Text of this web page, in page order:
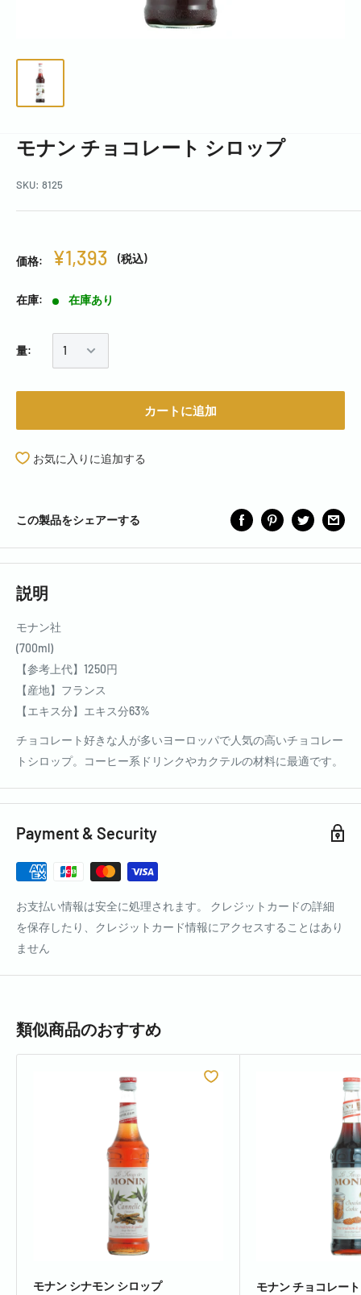
モナン チョコレート シロップ
SKU: 8125
価格: ¥1,393 (税込)
在庫: 在庫あり
量:
カートに追加
お気に入りに追加する
この製品をシェアーする
説明
モナン社
(700ml)
【参考上代】1250円
【産地】フランス
【エキス分】エキス分63%
チョコレート好きな人が多いヨーロッパで人気の高いチョコレー
トシロップ。コーヒー系ドリンクやカクテルの材料に最適です。
Payment & Security
お支払い情報は安全に処理されます。 クレジットカードの詳細
を保存したり、クレジットカード情報にアクセスすることはあり
ません
類似商品のおすすめ
モナン シナモン シロップ
モナン チョコレー